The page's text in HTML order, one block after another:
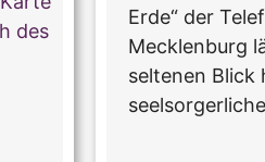
Erde“ der
Mecklenburg
seltenen Blick